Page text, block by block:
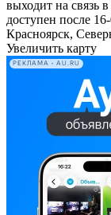
выходит на связь
доступен после
Красноярск,
Увеличить карту
РЕКЛАМА • AU.RU